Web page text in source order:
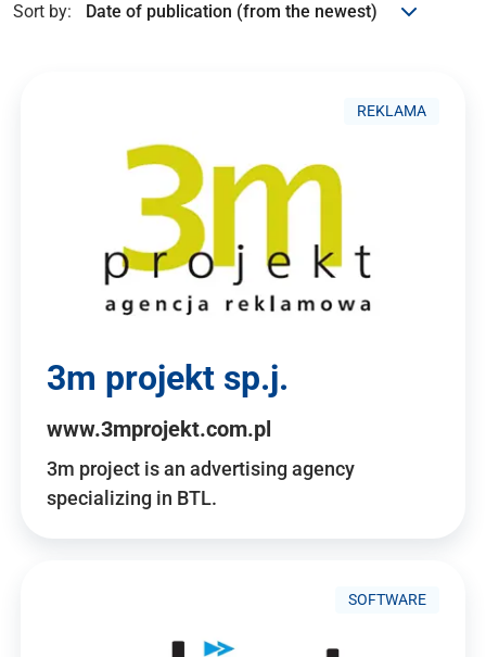
Sort by:
REKLAMA
3m projekt sp.j.
www.3mprojekt.com.pl
3m project is an advertising agency
specializing in BTL.
SOFTWARE